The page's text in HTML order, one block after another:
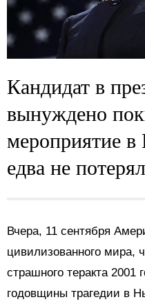
Кандидат в
вынуждено
мероприятие
едва не
Вчера, 11 сентября
цивилизованного мира,
страшного теракта 2001
годовщины трагедии в